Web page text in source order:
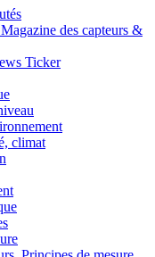
des capteurs &
Ticker
climat